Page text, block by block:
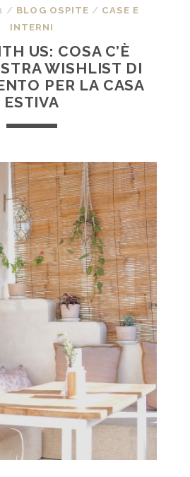
/ BLOG OSPITE / CASE E
INTERNI
US: COSA C’È
WISHLIST DI
PER LA CASA
ESTIVA